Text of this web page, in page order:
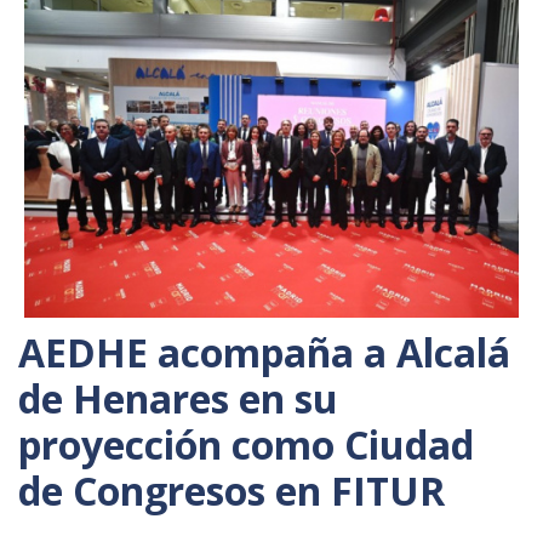
AEDHE acompaña a Alcalá
de Henares en su
proyección como Ciudad
de Congresos en FITUR